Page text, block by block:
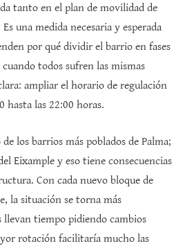
tanto en el plan de movilidad de
una medida necesaria y esperada
por qué dividir el barrio en fases
cuando todos sufren las mismas
ampliar el horario de regulación
hasta las 22:00 horas.
los barrios más poblados de Palma;
Eixample y eso tiene consecuencias
Con cada nuevo bloque de
la situación se torna más
llevan tiempo pidiendo cambios
rotación facilitaría mucho las